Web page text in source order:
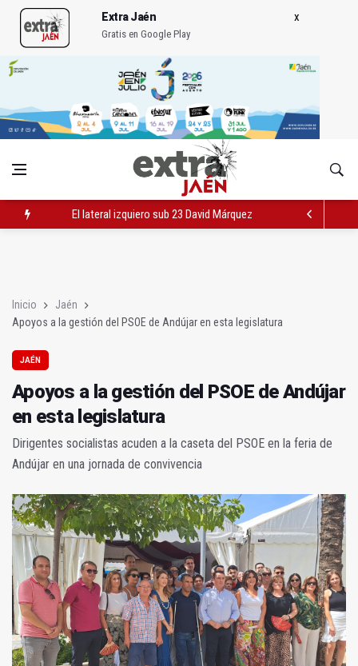
Extra Jaén
Gratis en Google Play
El lateral izquiero sub 23 David Márquez, nuevo fichaje del
Inicio
Jaén
Apoyos a la gestión del PSOE de Andújar en esta legislatura
JAÉN
Apoyos a la gestión del PSOE de Andújar
en esta legislatura
Dirigentes socialistas acuden a la caseta del PSOE en la feria de
Andújar en una jornada de convivencia